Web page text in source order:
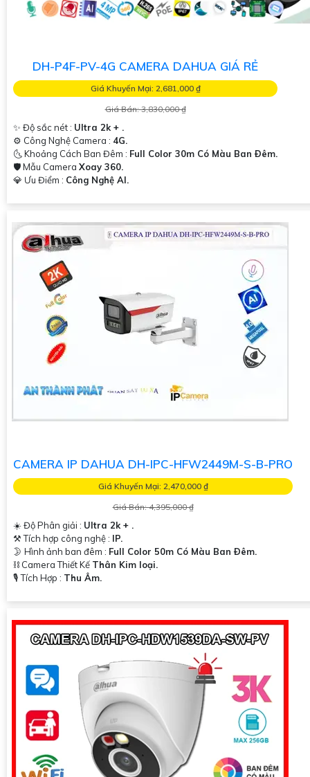
DH-P4F-PV-4G CAMERA DAHUA GIÁ RẺ
Giá Khuyến Mại: 2,681,000 ₫
Giá Bán: 3,830,000 ₫
✨ Độ sắc nét : Ultra 2k + .
⚙ Công Nghệ Camera : 4G.
🌜 Khoảng Cách Ban Đêm : Full Color 30m Có Màu Ban Ðêm.
🛡 Mẫu Camera Xoay 360.
️💎 Ưu Điểm : Công Nghệ AI.
CAMERA IP DAHUA DH-IPC-HFW2449M-S-B-PRO
Giá Khuyến Mại: 2,470,000 ₫
Giá Bán: 4,395,000 ₫
☀️ Độ Phân giải : Ultra 2k + .
⚒ Tích hợp công nghệ : IP.
🌛 Hình ảnh ban đêm : Full Color 50m Có Màu Ban Ðêm.
⛓ Camera Thiết Kế Thân Kim loại.
️🎙 Tích Hợp : Thu Âm.